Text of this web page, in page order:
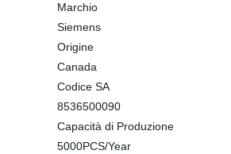
Marchio
Siemens
Origine
Canada
Codice SA
8536500090
Capacità di Produzione
5000PCS/Year